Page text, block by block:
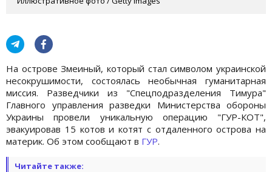
На острове Змеиный, который стал символом украинской
несокрушимости, состоялась необычная гуманитарная
миссия. Разведчики из "Спецподразделения Тимура"
Главного управления разведки Министерства обороны
Украины провели уникальную операцию "ГУР-КОТ",
эвакуировав 15 котов и котят с отдаленного острова на
материк. Об этом сообщают в ГУР.
Читайте также: